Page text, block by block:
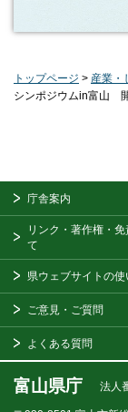
トップページ > 産業・
シンポジウムin富山
庁舎案内
リンク・著作権・
て
県ウェブサイトの使
ご意見・ご質問
よくある質問
富山県庁 法人